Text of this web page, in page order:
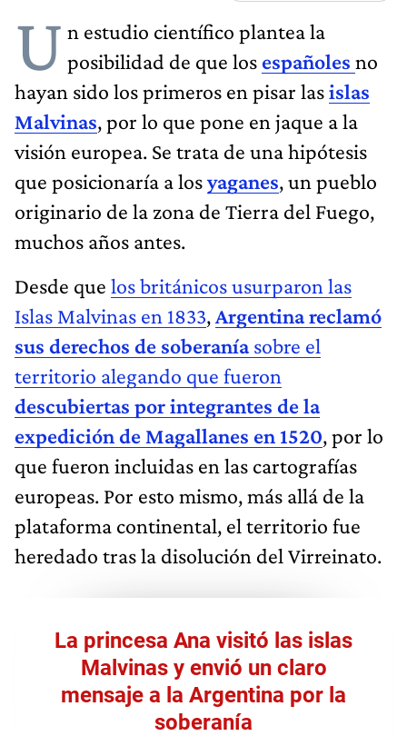
U n estudio científico plantea la
posibilidad de que los españoles no
hayan sido los primeros en pisar lasislas
Malvinas, por lo que pone en jaque a la
visión europea. Se trata de una hipótesis
que posicionaría a losyaganes, un pueblo
originario de la zona de Tierra del Fuego,
muchos años antes.
Desde que los británicos usurparon las
Islas Malvinas en 1833,Argentina reclamó
sus derechos de soberaníasobre el
territorio alegando que fueron
descubiertas por integrantes de la
expedición de Magallanes en 1520, por lo
que fueron incluidas en las cartografías
europeas. Por esto mismo, más allá de la
plataforma continental, el territorio fue
heredado tras la disolución del Virreinato.
La princesa Ana visitó las islas
Malvinas y envió un claro
mensaje a la Argentina por la
soberanía